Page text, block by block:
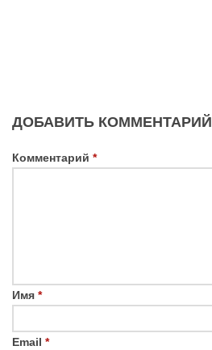
ДОБАВИТЬ КОММЕНТАРИЙ
Комментарий *
Имя *
Email *